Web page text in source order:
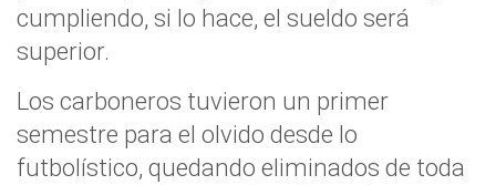
cumpliendo, si lo hace, el sueldo será
superior.
Los carboneros tuvieron un primer
semestre para el olvido desde lo
futbolístico, quedando eliminados de toda